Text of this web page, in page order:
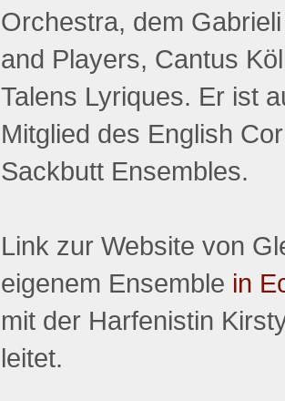
Orchestra, dem
and Players, Cantus
Talens Lyriques. Er ist
Mitglied des English
Sackbutt Ensembles.
Link zur Website von
eigenem Ensemble in
mit der Harfenistin
leitet.